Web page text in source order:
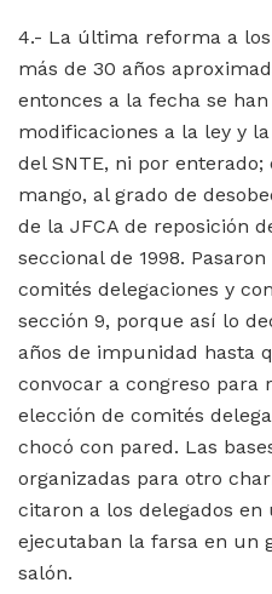
4.- La última reforma a
más de 30 años
entonces a la fecha se
modificaciones a la ley y
del SNTE, ni por
mango, al grado de
de la JFCA de reposición
seccional de 1998.
comités delegaciones y
sección 9, porque así lo
años de impunidad hasta
convocar a congreso para
elección de comités
chocó con pared. Las
organizadas para otro
citaron a los delegados
ejecutaban la farsa en un
salón.